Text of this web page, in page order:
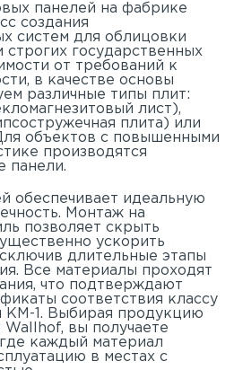
панелей на фабрике
создания
систем для облицовки
строгих государственных
от требований к
в качестве основы
различные типы плит:
лист),
плита) или
объектов с повышенными
производятся
панели.
обеспечивает идеальную
Монтаж на
позволяет скрыть
ускорить
длительные этапы
Все материалы проходят
что подтверждают
соответствия классу
КМ-1. Выбирая продукцию
вы получаете
каждый материал
в местах с